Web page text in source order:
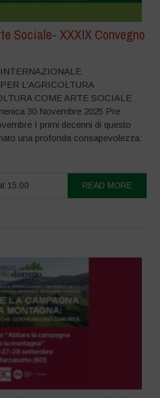
Sociale- XXXIX Convegno
L’AGRICOLTURA
COME ARTE SOCIALE
30 Novembre 2025 Pre
I primi decenni di questo
una profonda consapevolezza:
15:00 READ MORE